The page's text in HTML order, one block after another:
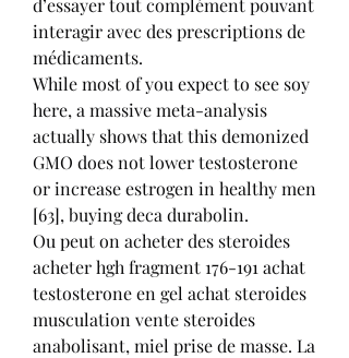
d’essayer tout complément pouvant
interagir avec des prescriptions de
médicaments.
While most of you expect to see soy
here, a massive meta-analysis
actually shows that this demonized
GMO does not lower testosterone
or increase estrogen in healthy men
[63], buying deca durabolin.
Ou peut on acheter des steroides
acheter hgh fragment 176-191 achat
testosterone en gel achat steroides
musculation vente steroides
anabolisant, miel prise de masse. La